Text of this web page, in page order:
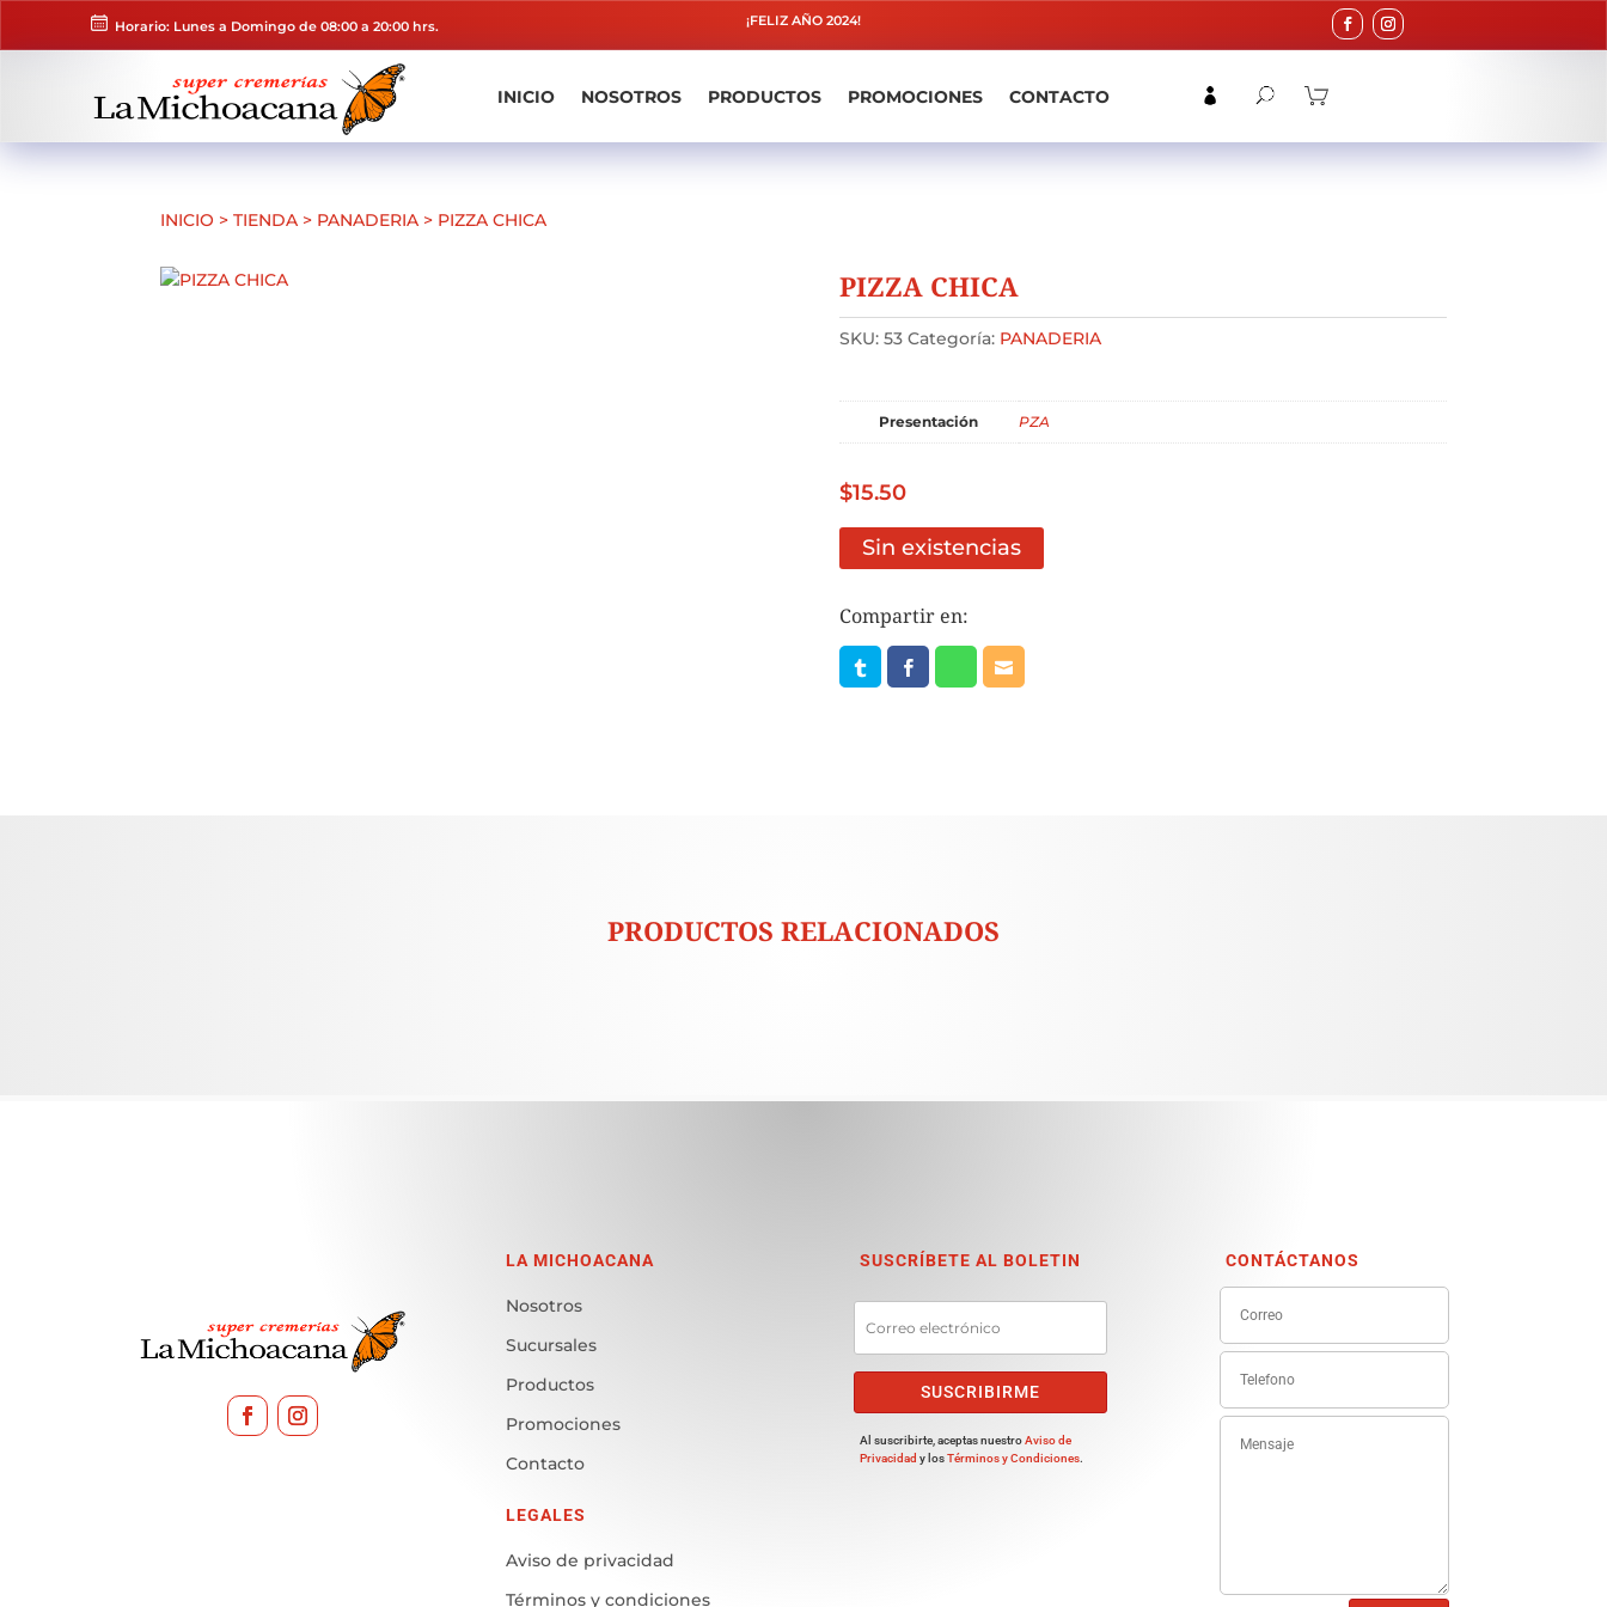
Horario: Lunes a Domingo de 08:00 a 20:00 hrs. ¡FELIZ AÑO 2024!
INICIO NOSOTROS PRODUCTOS PROMOCIONES CONTACTO
INICIO >TIENDA > PANADERIA > PIZZA CHICA
PIZZA CHICA
SKU: 53 Categoría: PANADERIA
Presentación PZA
$15.50
Sin existencias
Compartir en:
PRODUCTOS RELACIONADOS
LA MICHOACANA
Nosotros
Sucursales
Productos
Promociones
Contacto
LEGALES
Aviso de privacidad
Términos y condiciones
SUSCRÍBETE AL BOLETIN
SUSCRIBIRME
Al suscribirte, aceptas nuestroAviso de
Privacidad y losTérminos y Condiciones.
CONTÁCTANOS